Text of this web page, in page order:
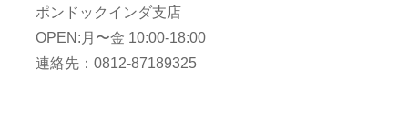
ポンドックインダ支店
OPEN:月〜金 10:00-18:00
連絡先：0812-87189325